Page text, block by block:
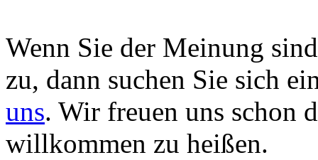
Wenn Sie der Meinung
zu, dann suchen Sie sich
uns. Wir freuen uns schon
willkommen zu heißen.